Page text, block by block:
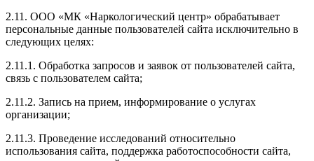
2.11. ООО «МК «Наркологический центр» обрабатывает
персональные данные пользователей сайта исключительно в
следующих целях:
2.11.1. Обработка запросов и заявок от пользователей сайта,
связь с пользователем сайта;
2.11.2. Запись на прием, информирование о услугах
организации;
2.11.3. Проведение исследований относительно
использования сайта, поддержка работоспособности сайта,